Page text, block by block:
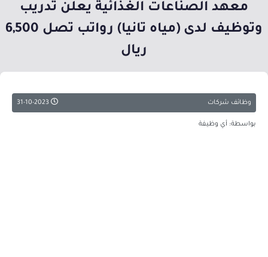
معهد الصناعات الغذائية يعلن تدريب
وتوظيف لدى (مياه تانيا) رواتب تصل 6,500
ريال
وظائف شركات
بواسطة: أي وظيفة